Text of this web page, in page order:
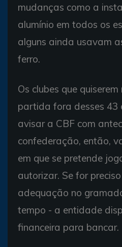
mudanças como a
alumínio em todos os
alguns ainda usavam
ferro.
Os clubes que
partida fora desses 43
avisar a CBF com
confederação, então,
em que se pretende
autorizar. Se for
adequação no
tempo - a entidade
financeira para bancar.